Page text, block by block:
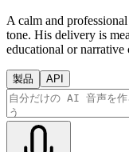
A calm and
tone. His delivery is
educational or narrative
製品 API